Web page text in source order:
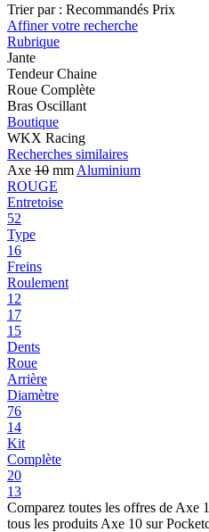
Trier par : Recommandés Prix
Affiner votre recherche
Rubrique
Jante
Tendeur Chaine
Roue Complète
Bras Oscillant
Boutique
WKX Racing
Recherches similaires
Axe 10 mm Aluminium
ROUGE
Entretoise
52
Type
16
Freins
Roulement
12
17
15
Dents
Roue
Arrière
Diamètre
76
14
Kit
Complète
20
13
Comparez toutes les offres de Axe
tous les produits Axe 10 sur